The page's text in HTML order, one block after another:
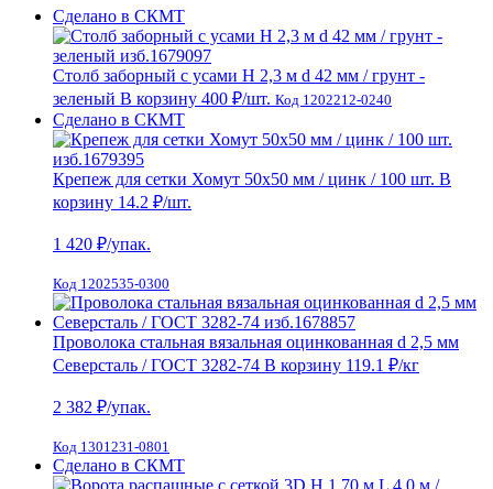
Сделано в СКМТ
Столб заборный с усами H 2,3 м d 42 мм / грунт -
зеленый В корзину 400 ₽/шт. Код 1202212-0240
Сделано в СКМТ
Крепеж для сетки Хомут 50х50 мм / цинк / 100 шт. В
корзину 14.2 ₽/шт.
1 420 ₽/упак.
Код 1202535-0300
Проволока стальная вязальная оцинкованная d 2,5 мм
Северсталь / ГОСТ 3282-74 В корзину 119.1 ₽/кг
2 382 ₽/упак.
Код 1301231-0801
Сделано в СКМТ